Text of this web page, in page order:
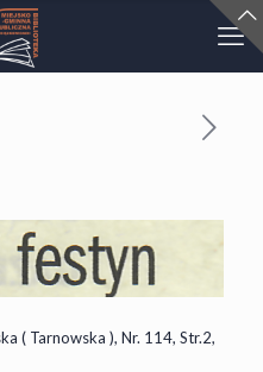
( Tarnowska ), Nr. 114, Str.2,